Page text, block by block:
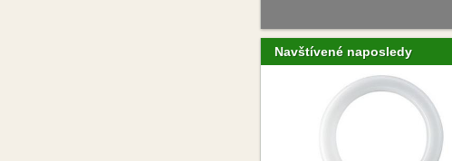
Navštívené naposledy